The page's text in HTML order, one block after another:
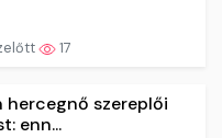
17
hercegnő szereplői
enn...